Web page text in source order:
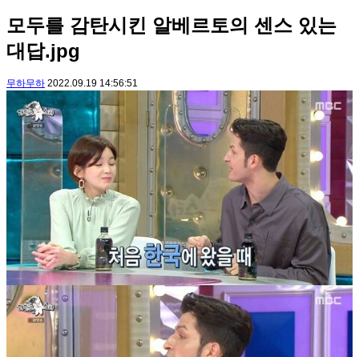
모두를 감탄시킨 알베르토의 센스 있는
대답.jpg
무하무하 2022.09.19 14:56:51